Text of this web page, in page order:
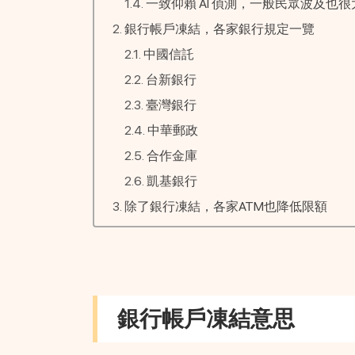
一致仰賴 AI 偵測，一般民眾波及也很
銀行帳戶凍結，各家銀行規定一覽
中國信託
台新銀行
臺灣銀行
中華郵政
合作金庫
凱基銀行
除了銀行凍結，各家ATM也降低限額
銀行帳戶凍結意思